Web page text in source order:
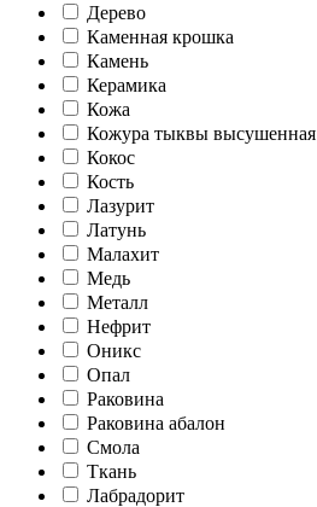
Дерево
Каменная крошка
Камень
Керамика
Кожа
Кожура тыквы высушенная
Кокос
Кость
Лазурит
Латунь
Малахит
Медь
Металл
Нефрит
Оникс
Опал
Раковина
Раковина абалон
Смола
Ткань
Лабрадорит